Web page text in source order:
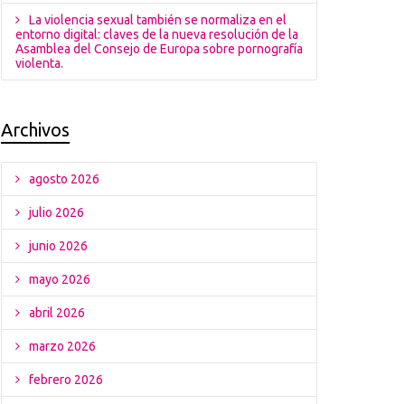
La violencia sexual también se normaliza en el
entorno digital: claves de la nueva resolución de la
Asamblea del Consejo de Europa sobre pornografía
violenta.
Archivos
agosto 2026
julio 2026
junio 2026
mayo 2026
abril 2026
marzo 2026
febrero 2026